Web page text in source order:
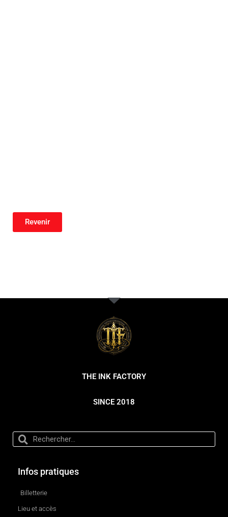
Revenir
THE INK FACTORY
SINCE 2018
Infos pratiques
Billetterie
Lieu et accès